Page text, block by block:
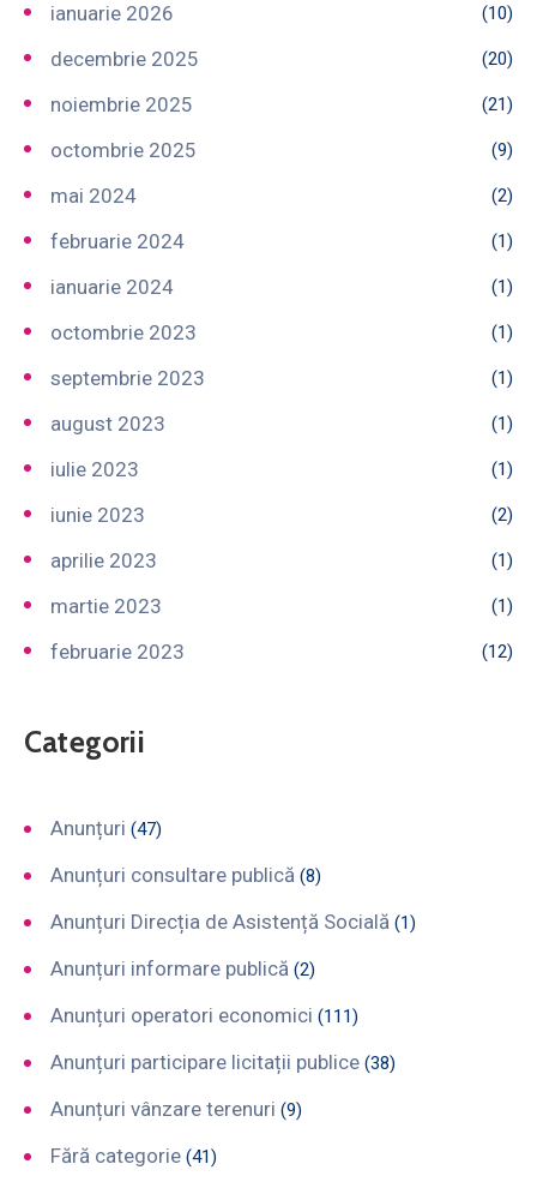
ianuarie 2026 (10)
decembrie 2025 (20)
noiembrie 2025 (21)
octombrie 2025 (9)
mai 2024 (2)
februarie 2024 (1)
ianuarie 2024 (1)
octombrie 2023 (1)
septembrie 2023 (1)
august 2023 (1)
iulie 2023 (1)
iunie 2023 (2)
aprilie 2023 (1)
martie 2023 (1)
februarie 2023 (12)
Categorii
Anunțuri (47)
Anunțuri consultare publică (8)
Anunțuri Direcția de Asistență Socială (1)
Anunțuri informare publică (2)
Anunțuri operatori economici (111)
Anunțuri participare licitații publice (38)
Anunțuri vânzare terenuri (9)
Fără categorie (41)